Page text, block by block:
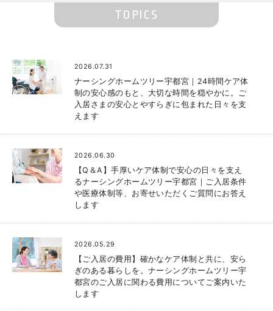
TOPICS
2026.07.31
ナーシングホームツリー宇都宮｜24時間ケア体
制の安心感のもと、大切な時間を穏やかに。ご
入居さまの安心とやすらぎに包まれた日々を支
えます
2026.06.30
【Q＆A】手厚いケア体制で安心の日々を支え
るナーシングホームツリー宇都宮｜ご入居条件
や医療体制等、お寄せいただくご質問にお答え
します
2026.05.29
【ご入居の費用】確かなケア体制と共に、安ら
ぎのある暮らしを。ナーシングホームツリー宇
都宮のご入居に関わる費用についてご案内いた
します